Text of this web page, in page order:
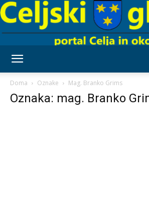
Doma Oznake Mag. Branko Grims
Oznaka: mag. Branko